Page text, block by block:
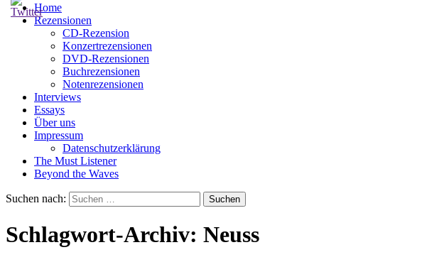
Home
Rezensionen
CD-Rezension
Konzertrezensionen
DVD-Rezensionen
Buchrezensionen
Notenrezensionen
Interviews
Essays
Über uns
Impressum
Datenschutzerklärung
The Must Listener
Beyond the Waves
Suchen nach:
Schlagwort-Archiv: Neuss